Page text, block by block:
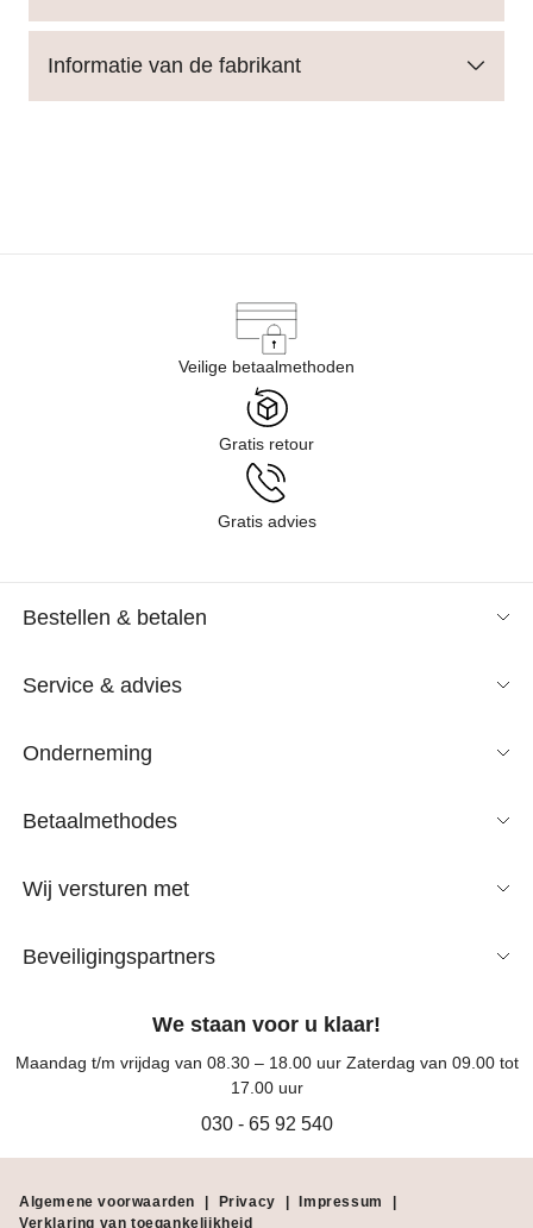
Informatie van de fabrikant
Veilige betaalmethoden
Gratis retour
Gratis advies
Bestellen & betalen
Service & advies
Onderneming
Betaalmethodes
Wij versturen met
Beveiligingspartners
We staan voor u klaar!
Maandag t/m vrijdag van 08.30 – 18.00 uur Zaterdag van 09.00 tot
17.00 uur
030 - 65 92 540
Algemene voorwaarden | Privacy | Impressum
|
Verklaring van toegankelijkheid